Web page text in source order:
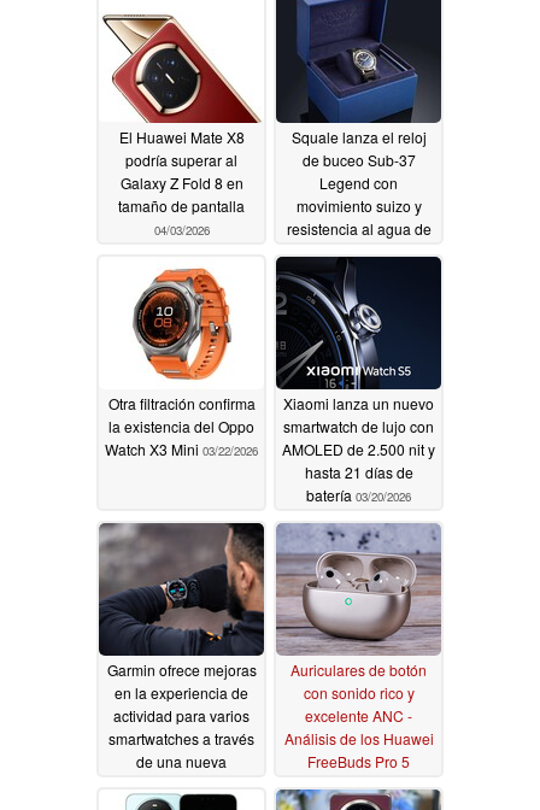
El Huawei Mate X8
podría superar al
Galaxy Z Fold 8 en
tamaño de pantalla
04/03/2026
Squale lanza el reloj
de buceo Sub-37
Legend con
movimiento suizo y
resistencia al agua de
03/24/2026
Otra filtración confirma
la existencia del Oppo
Watch X3 Mini 03/22/2026
Xiaomi lanza un nuevo
smartwatch de lujo con
AMOLED de 2.500 nit y
hasta 21 días de
batería 03/20/2026
Garmin ofrece mejoras
en la experiencia de
actividad para varios
smartwatches a través
de una nueva
Auriculares de botón
con sonido rico y
excelente ANC -
Análisis de los Huawei
FreeBuds Pro 5
03/19/2026